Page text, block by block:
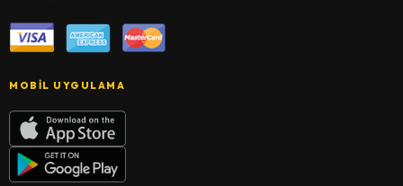
MOBIL UYGULAMA